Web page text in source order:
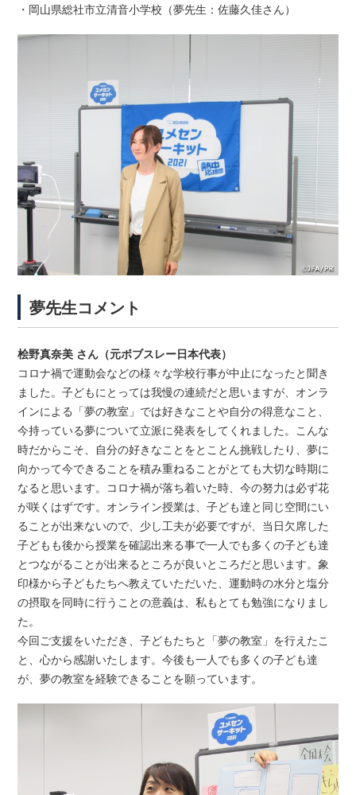
・岡山県総社市立清音小学校（夢先生：佐藤久佳さん）
夢先生コメント
桧野真奈美 さん（元ボブスレー日本代表）
コロナ禍で運動会などの様々な学校行事が中止になったと聞き
ました。子どもにとっては我慢の連続だと思いますが、オンラ
インによる「夢の教室」では好きなことや自分の得意なこと、
今持っている夢について立派に発表をしてくれました。こんな
時だからこそ、自分の好きなことをとことん挑戦したり、夢に
向かって今できることを積み重ねることがとても大切な時期に
なると思います。コロナ禍が落ち着いた時、今の努力は必ず花
が咲くはずです。オンライン授業は、子ども達と同じ空間にい
ることが出来ないので、少し工夫が必要ですが、当日欠席した
子どもも後から授業を確認出来る事で一人でも多くの子ども達
とつながることが出来るところが良いところだと思います。象
印様から子どもたちへ教えていただいた、運動時の水分と塩分
の摂取を同時に行うことの意義は、私もとても勉強になりまし
た。
今回ご支援をいただき、子どもたちと「夢の教室」を行えたこ
と、心から感謝いたします。今後も一人でも多くの子ども達
が、夢の教室を経験できることを願っています。